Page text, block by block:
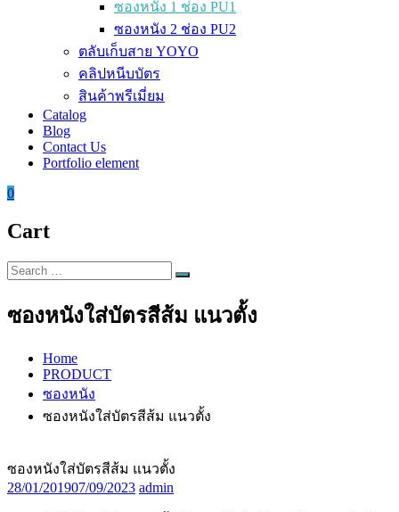
ซองหนัง 1 ช่อง PU1
ซองหนัง 2 ช่อง PU2
ตลับเก็บสาย YOYO
คลิปหนีบบัตร
สินค้าพรีเมี่ยม
Catalog
Blog
Contact Us
Portfolio element
0
Cart
Search
for:
Search
ซองหนังใส่บัตรสีส้ม แนวตั้ง
Home
PRODUCT
ซองหนัง
ซองหนังใส่บัตรสีส้ม แนวตั้ง
ซองหนังใส่บัตรสีส้ม แนวตั้ง
28/01/201907/09/2023 admin